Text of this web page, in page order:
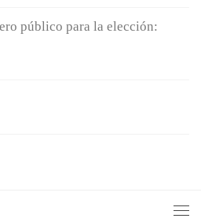
público para la elección: